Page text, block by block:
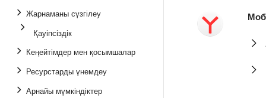
Жарнаманы сүзгілеу
Қауіпсіздік
Кеңейтімдер мен қосымшалар
Ресурстарды үнемдеу
Арнайы мүмкіндіктер